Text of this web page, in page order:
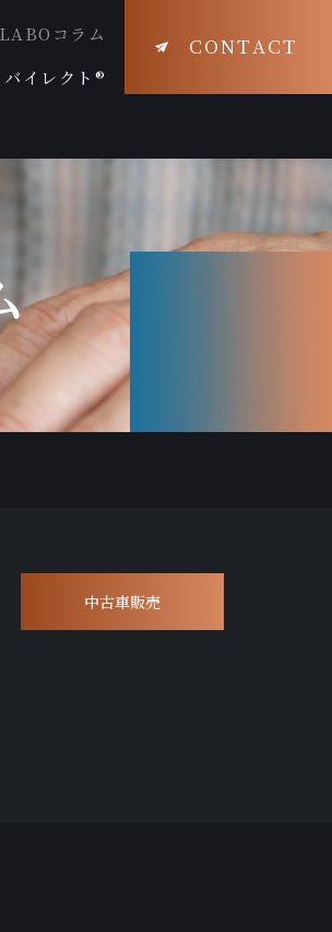
コラム
バイレクト®
CONTACT
中古車販売